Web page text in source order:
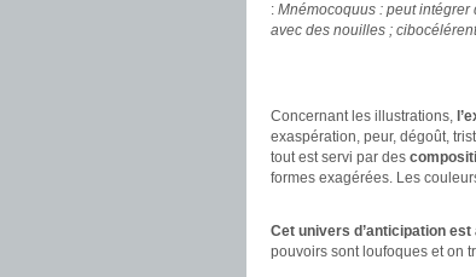
: Mnémocoquus : peut
avec des nouilles ;
Concernant les illustrations,
exaspération, peur, dégoût,
tout est servi par des
formes exagérées. Les
Cet univers d’anticipation
pouvoirs sont loufoques et on